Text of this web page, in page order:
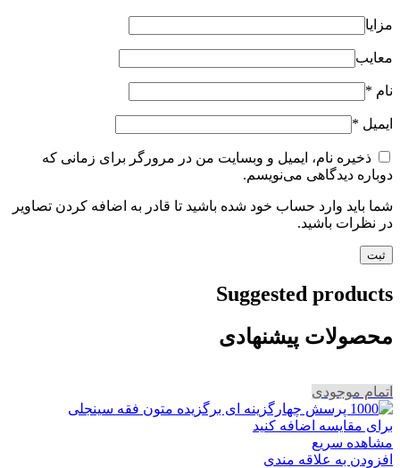
مزایا
معایب
نام *
ایمیل *
ذخیره نام، ایمیل و وبسایت من در مرورگر برای زمانی که
دوباره دیدگاهی می‌نویسم.
شما باید وارد حساب خود شده باشید تا قادر به اضافه کردن تصاویر
در نظرات باشید.
Suggested products
محصولات پیشنهادی
اتمام موجودی
برای مقایسه اضافه کنید
مشاهده سریع
افزودن به علاقه مندی